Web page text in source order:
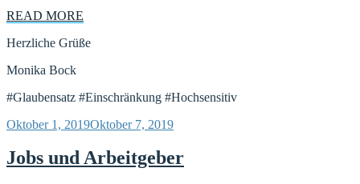
READ MORE
Herzliche Grüße
Monika Bock
#Glaubensatz #Einschränkung #Hochsensitiv
Veröffentlicht
Oktober 1, 2019Oktober 7, 2019
Jobs und Arbeitgeber